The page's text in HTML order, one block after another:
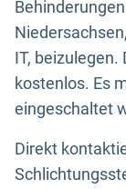
IT,
kostenlos. Es
eingeschaltet
Direkt